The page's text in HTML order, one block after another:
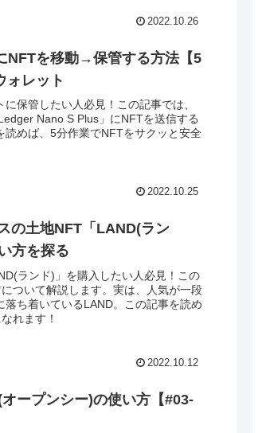
2022.10.26
NFTを移動→保管する方法【5
ォレット
保管したい人必見！この記事では、
Nano S Plus」にNFTを送信する
読めば、5分作業でNFTをサクッと安全
2022.10.25
の土地NFT「LAND(ラン
方を探る
ランド)」を購入したい人必見！この
ついて解説します。実は、人気が一段
ち着いているLAND。この記事を読め
れます！
2022.10.12
ープンシー)の使い方【#03-